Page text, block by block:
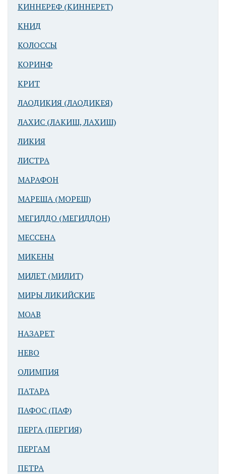
КИННЕРЕФ (КИННЕРЕТ)
КНИД
КОЛОССЫ
КОРИНФ
КРИТ
ЛАОДИКИЯ (ЛАОДИКЕЯ)
ЛАХИС (ЛАКИШ, ЛАХИШ)
ЛИКИЯ
ЛИСТРА
МАРАФОН
МАРЕША (МОРЕШ)
МЕГИДДО (МЕГИДДОН)
МЕССЕНА
МИКЕНЫ
МИЛЕТ (МИЛИТ)
МИРЫ ЛИКИЙСКИЕ
МОАВ
НАЗАРЕТ
НЕВО
ОЛИМПИЯ
ПАТАРА
ПАФОС (ПАФ)
ПЕРГА (ПЕРГИЯ)
ПЕРГАМ
ПЕТРА